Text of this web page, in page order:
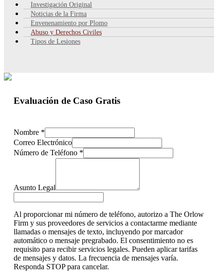
Investigación Original
Noticias de la Firma
Envenenamiento por Plomo
Abuso y Derechos Civiles
Tipos de Lesiones
Evaluación de Caso Gratis
Nombre *
Correo Electrónico
Número de Teléfono *
Asunto Legal
Al proporcionar mi número de teléfono, autorizo a The Orlow
Firm y sus proveedores de servicios a contactarme mediante
llamadas o mensajes de texto, incluyendo por marcador
automático o mensaje pregrabado. El consentimiento no es
requisito para recibir servicios legales. Pueden aplicar tarifas
de mensajes y datos. La frecuencia de mensajes varía.
Responda STOP para cancelar.